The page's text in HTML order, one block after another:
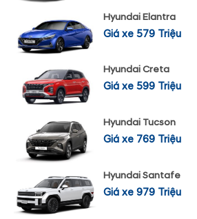
Hyundai Elantra
Giá xe 579 Triệu
Hyundai Creta
Giá xe 599 Triệu
Hyundai Tucson
Giá xe 769 Triệu
Hyundai Santafe
Giá xe 979 Triệu